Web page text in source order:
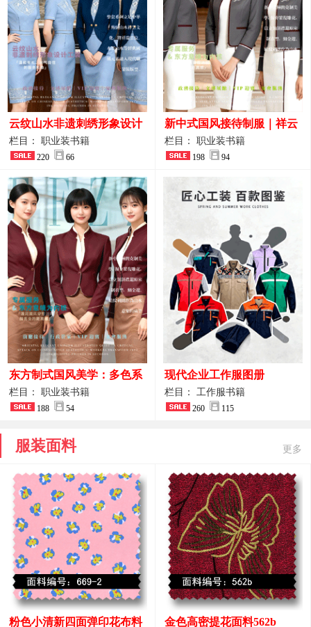
云纹山水非遗刺绣形象设计
工装｜会议礼仪接待人员制
服画册
栏目： 职业装书籍
220 66
新中式国风接待制服｜祥云
刺绣打造高端厅堂东方美学
栏目： 职业装书籍
198 94
东方制式国风美学：多色系
新中式前厅管家VIP接待员
工作服合集
栏目： 职业装书籍
188 54
现代企业工作服图册
栏目： 工作服书籍
260 115
服装面料 更多
粉色小清新四面弹印花布料 金色高密提花面料562b